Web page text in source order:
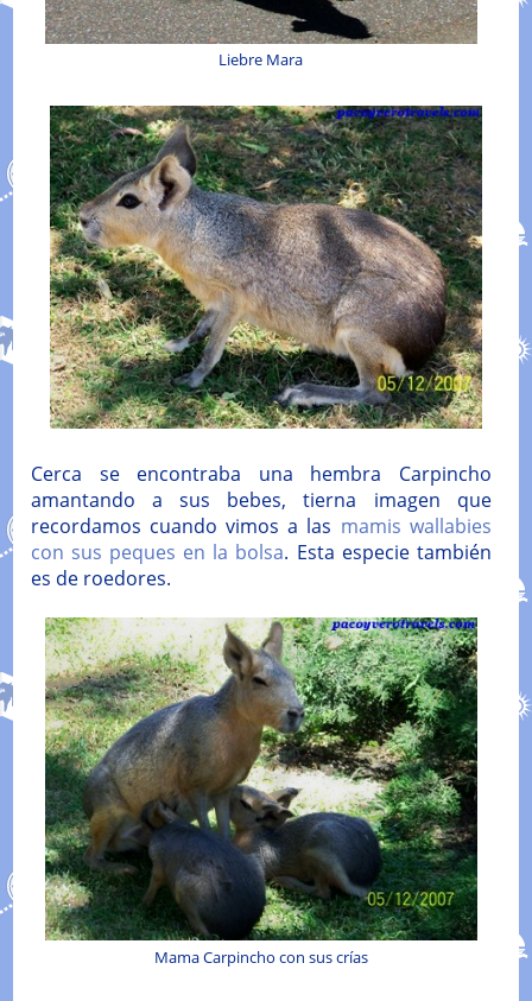
Liebre Mara
Cerca se encontraba una hembra Carpincho
amantando a sus bebes, tierna imagen que
recordamos cuando vimos a las mamis wallabies
con sus peques en la bolsa. Esta especie también
es de roedores.
Mama Carpincho con sus crías